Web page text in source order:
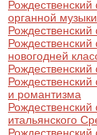
органной музыки
новогодней
и романтизма
итальянского